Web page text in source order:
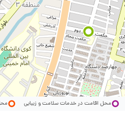
محل اقامت در خدمات سلامت و زیبایی